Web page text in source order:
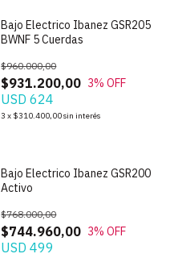
Bajo Electrico Ibanez GSR205
BWNF 5 Cuerdas
$931.200,00
$960.000,00
3% OFF
USD 624
3 x $310.400,00sin interés
Bajo Electrico Ibanez GSR200
Activo
$744.960,00
$768.000,00
3% OFF
USD 499